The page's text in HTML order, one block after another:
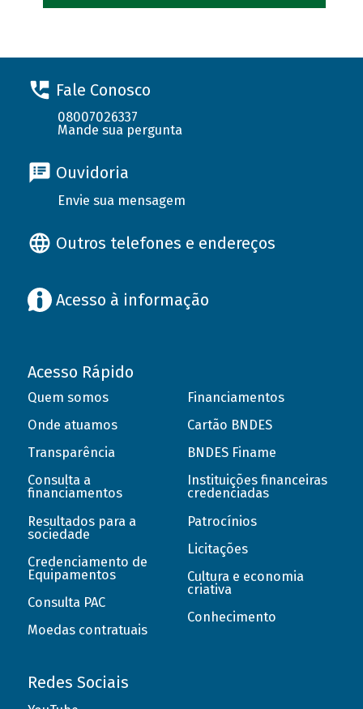
Fale Conosco
08007026337
Mande sua pergunta
Ouvidoria
Envie sua mensagem
Outros telefones e endereços
Acesso à informação
Acesso Rápido
Quem somos
Onde atuamos
Transparência
Consulta a
financiamentos
Resultados para a
sociedade
Credenciamento de
Equipamentos
Consulta PAC
Moedas contratuais
Financiamentos
Cartão BNDES
BNDES Finame
Instituições financeiras
credenciadas
Patrocínios
Licitações
Cultura e economia
criativa
Conhecimento
Redes Sociais